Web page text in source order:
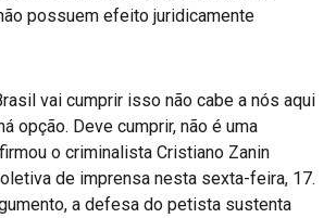
possuem efeito juridicamente
vai cumprir isso não cabe a nós aqui
opção. Deve cumprir, não é uma
o criminalista Cristiano Zanin
de imprensa nesta sexta-feira, 17.
a defesa do petista sustenta